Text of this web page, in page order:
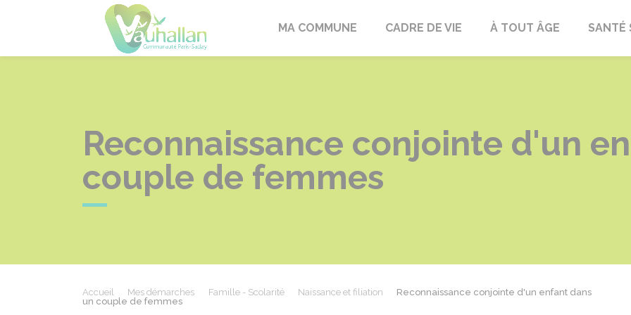
VauhallanMA COMMUNE CADRE DE VIE À TOUT ÂGE SANTÉ
Reconnaissance conjointe d'un
couple de femmes
Accueil Mes démarches Famille - Scolarité Naissance et filiation
Reconnaissance conjointe d'un enfant dans
un couple de femmes